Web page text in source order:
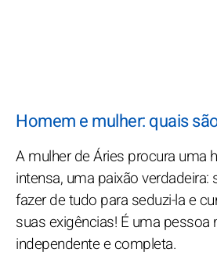
Homem e mulher: quais
A mulher de Áries procura uma
intensa, uma paixão verdadeira:
fazer de tudo para seduzi-la e
suas exigências! É uma pessoa
independente e completa.